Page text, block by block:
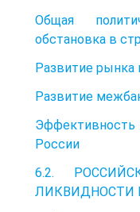
Общая
обстановка в
Развитие рынка
Развитие
России
6.2.
ЛИКВИДНОСТИ